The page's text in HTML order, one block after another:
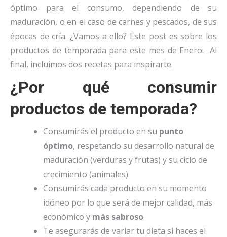
óptimo para el consumo, dependiendo de su
maduración, o en el caso de carnes y pescados, de sus
épocas de cría. ¿Vamos a ello? Este post es sobre los
productos de temporada para este mes de Enero. Al
final, incluimos dos recetas para inspirarte.
¿Por qué consumir
productos de temporada?
Consumirás el producto en su punto
óptimo, respetando su desarrollo natural de
maduración (verduras y frutas) y su ciclo de
crecimiento (animales)
Consumirás cada producto en su momento
idóneo por lo que será de mejor calidad, más
económico y más sabroso.
Te asegurarás de variar tu dieta si haces el